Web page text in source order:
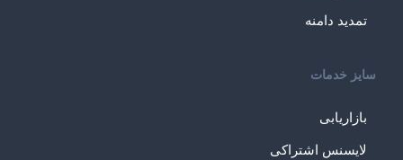
تمدید دامنه
سایز خدمات
بازاریابی
لایسنس اشتراکی